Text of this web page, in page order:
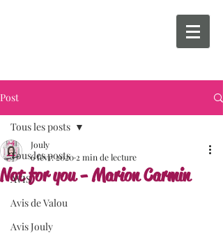
Post
Tous les posts
AVIS
Avis de Valou
Avis Jouly
Tous les posts
Not for you - Marion Carmin
Jouly
6 févr. 2020 2 min de lecture